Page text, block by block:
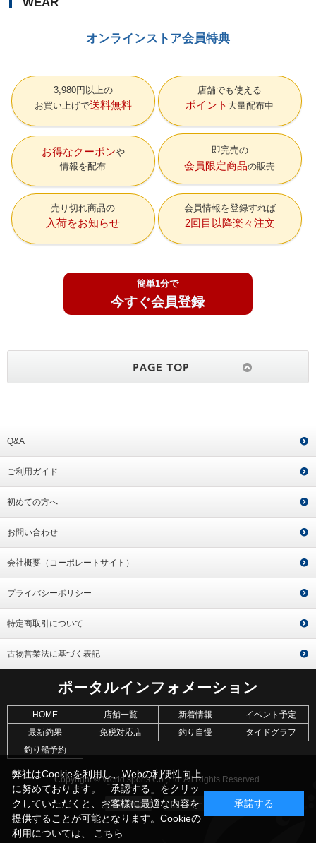
オンラインストア会員特典
3,980円以上の
お買い上げで送料無料
店舗でも使える
ポイント 大量配布中
お得なクーポン
情報を配布
即完売の
会員限定商品の販売
売り切れ商品の
入荷をお知らせ
会員情報を登録すれば
2回目以降楽々注文
簡単1分で
今すぐ会員登録
Q&A
ご利用ガイド
初めての方へ
お問い合わせ
会社概要（コーポレートサイト）
プライバシーポリシー
特定商取引について
古物営業法に基づく表記
ポータルインフォメーション
HOME 店舗一覧 新着情報
イベント予定
最新釣果
免税対応店 釣り自慢
タイドグラフ
釣り船予約
Copyright © World sports Co.,Ltd. All Rights Reserved.
弊社はCookieを利用し、Webの利便性向上
に努めております。「承認する」をクリッ
クしていただくと、お客様に最適な内容を
提供することが可能となります。Cookieの
利用については、 こちら
承諾する